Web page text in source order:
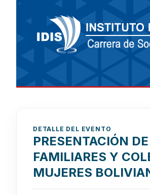
DETALLE DEL EVENTO
PRESENTACIÓN
FAMILIARES Y
MUJERES